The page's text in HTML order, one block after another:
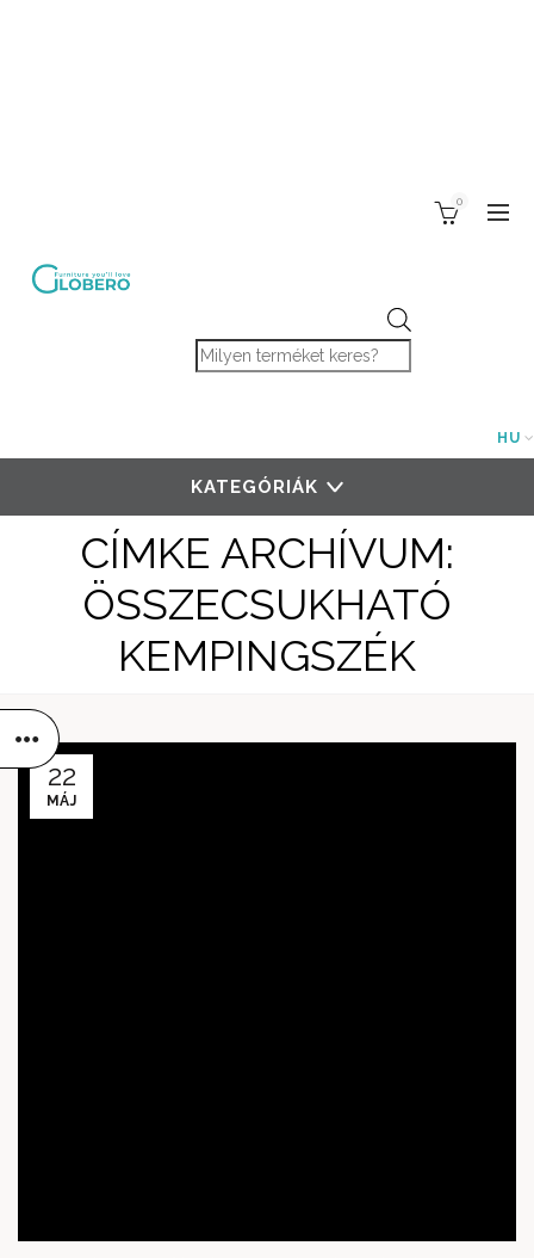
Products search
0
HU
KATEGÓRIÁK
CÍMKE ARCHÍVUM:
ÖSSZECSUKHATÓ
KEMPINGSZÉK
22
MÁJ